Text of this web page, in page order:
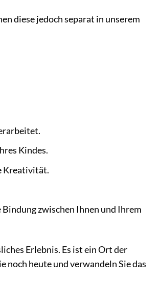
diese jedoch separat in unserem
Kindes.
Kreativität.
zwischen Ihnen und Ihrem
Erlebnis. Es ist ein Ort der
noch heute und verwandeln Sie das